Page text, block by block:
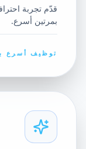
قدّم تجربة
بمرتين أسرع.
توظيف أسرع